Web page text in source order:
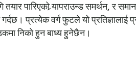
पारिएको र्‍यापराउन्ड समर्थन, र
गर्दछ। प्रत्येक वर्ग फुटले यो प्रतिज्ञालाई
निको हुन बाध्य हुनेछैन।